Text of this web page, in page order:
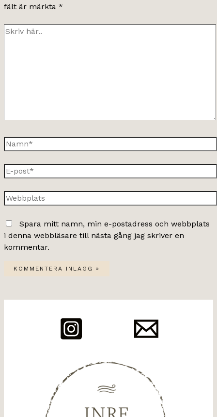
fält är märkta *
Skriv
Namn*
E-
post*
Webbplats
Spara mitt namn, min e-postadress och webbplats
i denna webbläsare till nästa gång jag skriver en
kommentar.